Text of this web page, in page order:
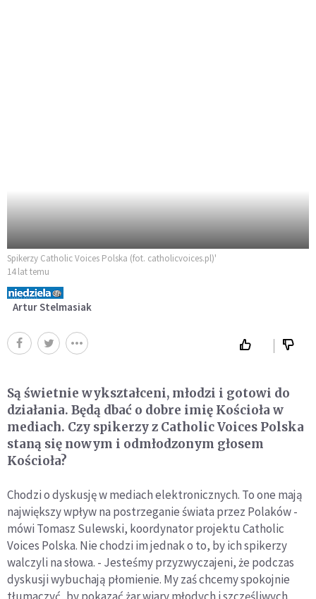
Spikerzy Catholic Voices Polska (fot. catholicvoices.pl)'
14 lat temu
Artur Stelmasiak
Są świetnie wykształceni, młodzi i gotowi do
działania. Będą dbać o dobre imię Kościoła w
mediach. Czy spikerzy z Catholic Voices Polska
staną się nowym i odmłodzonym głosem
Kościoła?
Chodzi o dyskusję w mediach elektronicznych. To one mają
największy wpływ na postrzeganie świata przez Polaków -
mówi Tomasz Sulewski, koordynator projektu Catholic
Voices Polska. Nie chodzi im jednak o to, by ich spikerzy
walczyli na słowa. - Jesteśmy przyzwyczajeni, że podczas
dyskusji wybuchają płomienie. My zaś chcemy spokojnie